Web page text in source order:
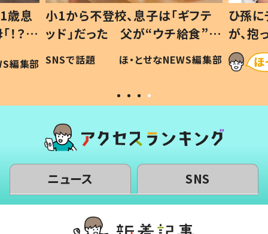
歳息
？」
編集部
小1から不登校、息子は「ギフテ
ッド」だった 父が“ウチ給食”を
作り続ける理由とは #令和の親
#令和の子
SNSで話題 ほ・とせなNEWS編集部
ひ孫
が、
「涙が
い」
ニュース SNS